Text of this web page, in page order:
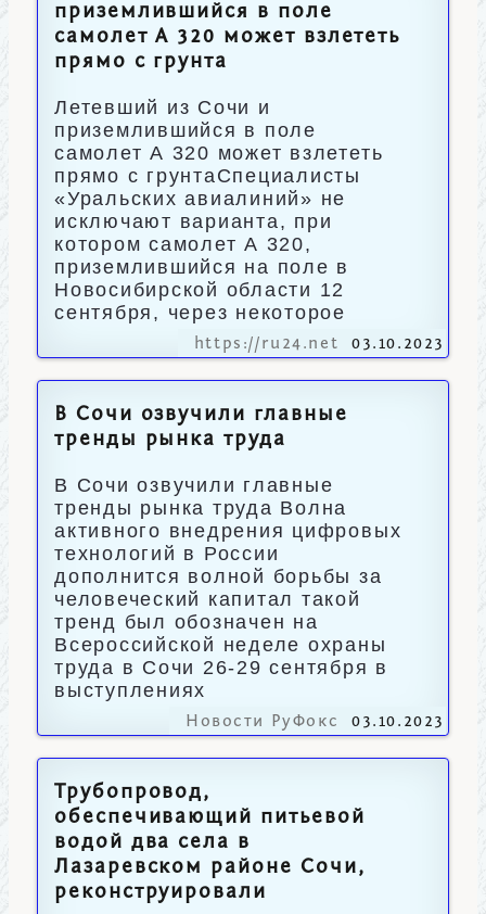
приземлившийся в поле
самолет А 320 может взлететь
прямо с грунта
Летевший из Сочи и
приземлившийся в поле
самолет А 320 может взлететь
прямо с грунтаСпециалисты
«Уральских авиалиний» не
исключают варианта, при
котором самолет А 320,
приземлившийся на поле в
Новосибирской области 12
сентября, через некоторое
https://ru24.net 03.10.2023
В Сочи озвучили главные
тренды рынка труда
В Сочи озвучили главные
тренды рынка труда Волна
активного внедрения цифровых
технологий в России
дополнится волной борьбы за
человеческий капитал такой
тренд был обозначен на
Всероссийской неделе охраны
труда в Сочи 26-29 сентября в
выступлениях
Новости РуФокс 03.10.2023
Трубопровод,
обеспечивающий питьевой
водой два села в
Лазаревском районе Сочи,
реконструировали